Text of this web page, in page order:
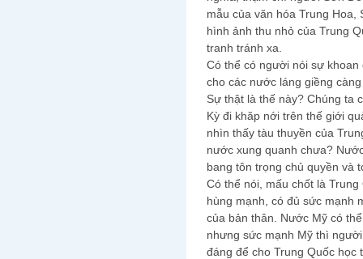
mẫu của văn hóa Trung
hình ảnh thu nhỏ của Trung
tranh tránh xa.
Có thể có người nói sự
cho các nước láng giềng
Sự thật là thế này? Chúng ta
Kỳ đi khăp nới trên thế giới
nhìn thấy tàu thuyền của
nước xung quanh chưa?
bang tôn trọng chủ quyền và
Có thể nói, mấu chốt là
hùng mạnh, có đủ sức mạnh
của bản thân. Nước Mỹ có
nhưng sức mạnh Mỹ thì
đáng để cho Trung Quốc